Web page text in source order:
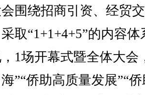
绕招商引资、经贸交
取“1+1+4+5”的内容体
1场开幕式暨全体大会
”“侨助高质量发展”“